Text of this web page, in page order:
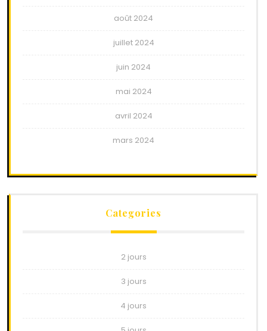
août 2024
juillet 2024
juin 2024
mai 2024
avril 2024
mars 2024
Categories
2 jours
3 jours
4 jours